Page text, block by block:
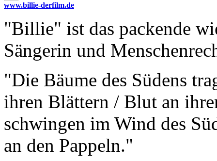
www.billie-derfilm.de
"Billie" ist das packende
Sängerin und
"Die Bäume des Südens
ihren Blättern / Blut an
schwingen im Wind des
an den Pappeln."